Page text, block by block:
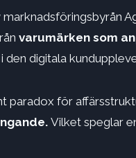
varumärken som
digitala
paradox för
Vilket speglar